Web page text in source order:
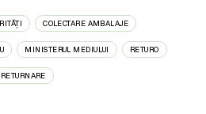
COLECTARE AMBALAJE
MINISTERUL MEDIULUI RETURO